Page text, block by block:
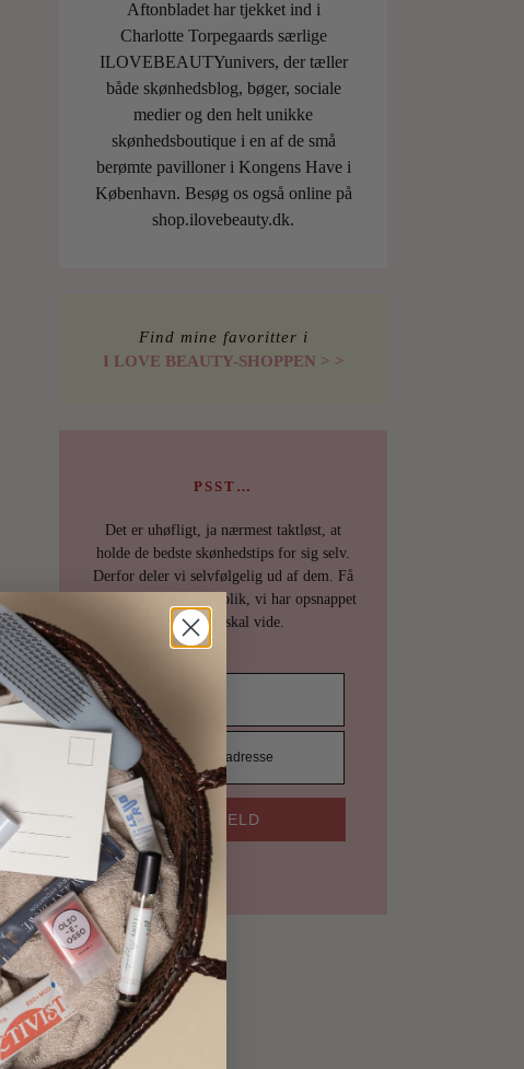
Aftonbladet har tjekket ind i
Charlotte Torpegaards særlige
ILOVEBEAUTYunivers, der tæller
både skønhedsblog, bøger, sociale
medier og den helt unikke
skønhedsboutique i en af de små
berømte pavilloner i Kongens Have i
København. Besøg os også online på
shop.ilovebeauty.dk.
Find mine favoritter i
I LOVE BEAUTY-SHOPPEN > >
PSST…
Det er uhøfligt, ja nærmest taktløst, at
holde de bedste skønhedstips for sig selv.
Derfor deler vi selvfølgelig ud af dem. Få
en mail fra os det øjeblik, vi har opsnappet
noget, du skal vide.
TILMELD